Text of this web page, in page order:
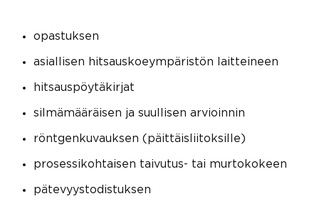
opastuksen
asiallisen hitsauskoeympäristön laitteineen
hitsauspöytäkirjat
silmämääräisen ja suullisen arvioinnin
röntgenkuvauksen (päittäisliitoksille)
prosessikohtaisen taivutus- tai murtokokeen
pätevyystodistuksen